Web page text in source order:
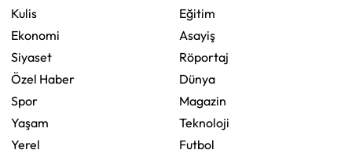
Kulis
Ekonomi
Siyaset
Özel Haber
Spor
Yaşam
Yerel
Eğitim
Asayiş
Röportaj
Dünya
Magazin
Teknoloji
Futbol